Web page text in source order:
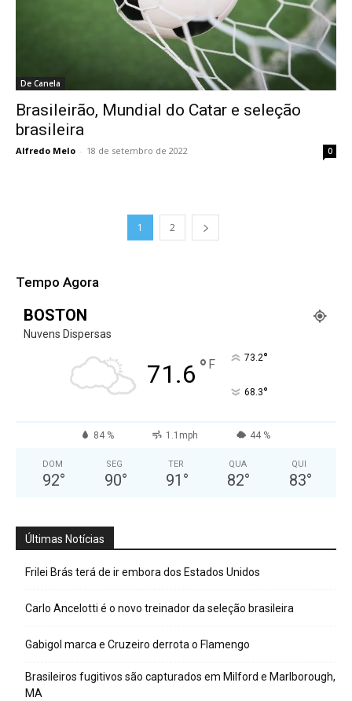
De Canela
Brasileirão, Mundial do Catar e seleção
brasileira
Alfredo Melo - 18 de setembro de 2022 0
1 2
Tempo Agora
BOSTON
Nuvens Dispersas
71.6 ° F 73.2°
68.3°
84 % 1.1mph 44 %
DOM
92°
SEG
90°
TER
91 °
QUA
82°
QUI
83°
Últimas Notícias
Frilei Brás terá de ir embora dos Estados Unidos
Carlo Ancelotti é o novo treinador da seleção brasileira
Gabigol marca e Cruzeiro derrota o Flamengo
Brasileiros fugitivos são capturados em Milford e Marlborough,
MA